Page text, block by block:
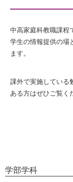
中高家庭科教職課程
学生の情報提供の場
ます。
課外で実施している
ある方はぜひご覧く
学部学科